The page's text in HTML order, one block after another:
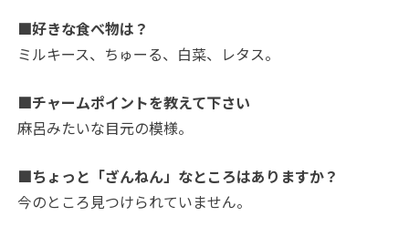
■好きな食べ物は？
ミルキース、ちゅーる、白菜、レタス。
■チャームポイントを教えて下さい
麻呂みたいな目元の模様。
■ちょっと「ざんねん」なところはありますか？
今のところ見つけられていません。